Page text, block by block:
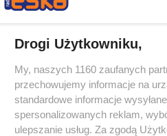
Drogi Użytkowniku,
My, naszych 1160 zaufanych
przechowujemy informacje na
standardowe informacje
spersonalizowanych reklam,
ulepszanie usług. Za zgodą